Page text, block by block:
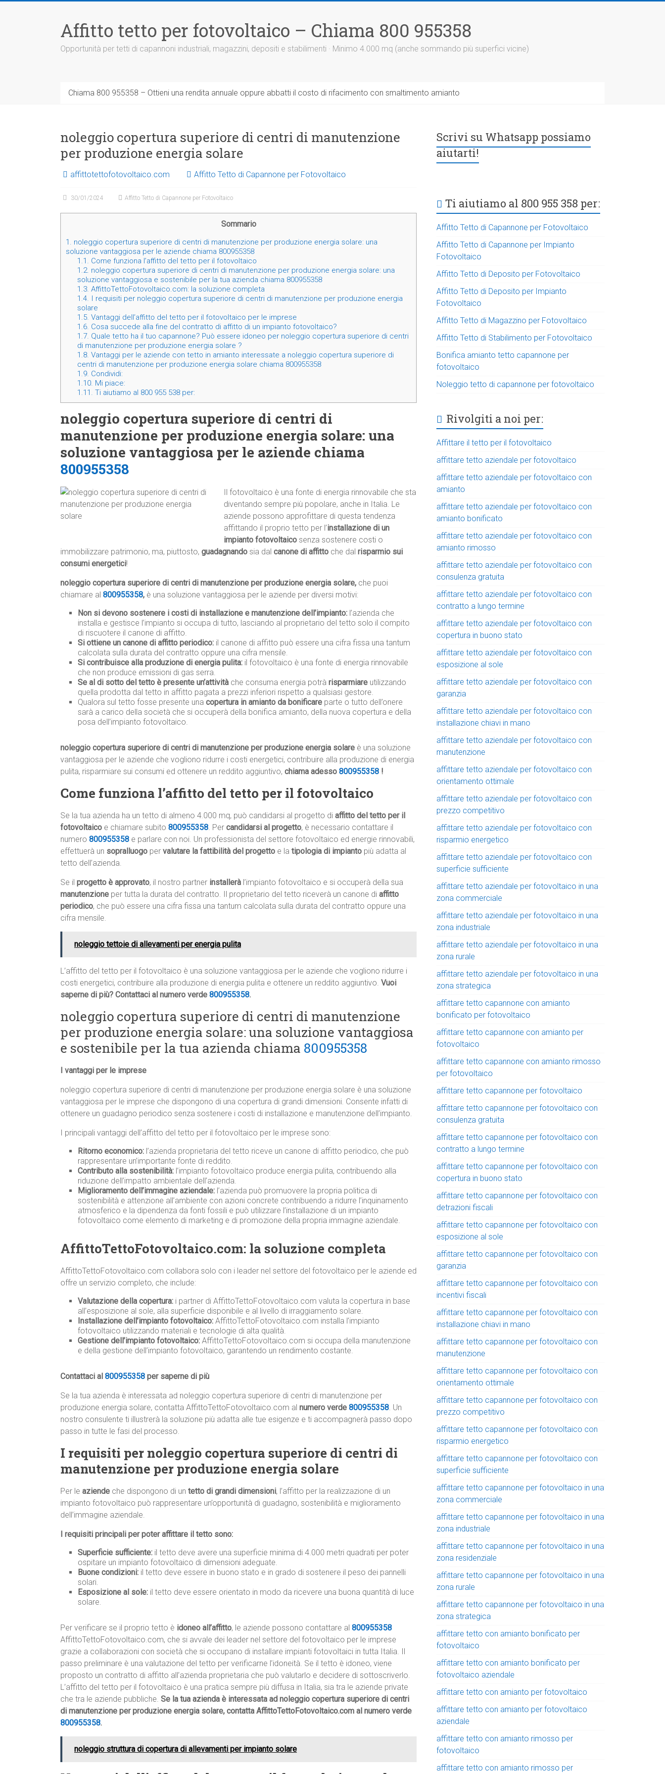
Affitto tetto per fotovoltaico – Chiama 800 955358
Opportunità per tetti di capannoni industriali, magazzini, depositi e stabilimenti · Minimo 4.000 mq (anche sommando più superfici vicine)
Chiama 800 955358 – Ottieni una rendita annuale oppure abbatti il costo di rifacimento con smaltimento amianto
noleggio copertura superiore di centri di manutenzione
per produzione energia solare
affittotettofotovoltaico.com Affitto Tetto di Capannone per Fotovoltaico
30/01/2024 Affitto Tetto di Capannone per Fotovoltaico
Sommario
1. noleggio copertura superiore di centri di manutenzione per produzione energia solare: una
soluzione vantaggiosa per le aziende chiama 800955358
1.1. Come funziona l’affitto del tetto per il fotovoltaico
1.2. noleggio copertura superiore di centri di manutenzione per produzione energia solare: una
soluzione vantaggiosa e sostenibile per la tua azienda chiama 800955358
1.3. AffittoTettoFotovoltaico.com: la soluzione completa
1.4. I requisiti per noleggio copertura superiore di centri di manutenzione per produzione energia
solare
1.5. Vantaggi dell’affitto del tetto per il fotovoltaico per le imprese
1.6. Cosa succede alla fine del contratto di affitto di un impianto fotovoltaico?
1.7. Quale tetto ha il tuo capannone? Può essere idoneo per noleggio copertura superiore di centri
di manutenzione per produzione energia solare ?
1.8. Vantaggi per le aziende con tetto in amianto interessate a noleggio copertura superiore di
centri di manutenzione per produzione energia solare chiama 800955358
1.9. Condividi:
1.10. Mi piace:
1.11. Ti aiutiamo al 800 955 538 per:
noleggio copertura superiore di centri di
manutenzione per produzione energia solare: una
soluzione vantaggiosa per le aziende chiama
800955358
Il fotovoltaico è una fonte di energia rinnovabile che sta
diventando sempre più popolare, anche in Italia. Le
aziende possono approfittare di questa tendenza
affittando il proprio tetto per l’installazione di un
impianto fotovoltaico senza sostenere costi o
immobilizzare patrimonio, ma, piuttosto, guadagnando sia dal canone di affitto che dal risparmio sui
consumi energetici!
noleggio copertura superiore di centri di manutenzione per produzione energia solare, che puoi
chiamare al 800955358, è una soluzione vantaggiosa per le aziende per diversi motivi:
Non si devono sostenere i costi di installazione e manutenzione dell’impianto: l’azienda che
installa e gestisce l’impianto si occupa di tutto, lasciando al proprietario del tetto solo il compito
di riscuotere il canone di affitto.
Si ottiene un canone di affitto periodico: il canone di affitto può essere una cifra fissa una tantum
calcolata sulla durata del contratto oppure una cifra mensile.
Si contribuisce alla produzione di energia pulita: il fotovoltaico è una fonte di energia rinnovabile
che non produce emissioni di gas serra.
Se al di sotto del tetto è presente un’attività che consuma energia potrà risparmiare utilizzando
quella prodotta dal tetto in affitto pagata a prezzi inferiori rispetto a qualsiasi gestore.
Qualora sul tetto fosse presente una copertura in amianto da bonificare parte o tutto dell’onere
sarà a carico della società che si occuperà della bonifica amianto, della nuova copertura e della
posa dell’impianto fotovoltaico.
noleggio copertura superiore di centri di manutenzione per produzione energia solare è una soluzione
vantaggiosa per le aziende che vogliono ridurre i costi energetici, contribuire alla produzione di energia
pulita, risparmiare sui consumi ed ottenere un reddito aggiuntivo, chiama adesso 800955358 !
Come funziona l’affitto del tetto per il fotovoltaico
Se la tua azienda ha un tetto di almeno 4.000 mq, può candidarsi al progetto di affitto del tetto per il
fotovoltaico e chiamare subito 800955358. Per candidarsi al progetto, è necessario contattare il
numero 800955358 e parlare con noi. Un professionista del settore fotovoltaico ed energie rinnovabili,
effettuerà un sopralluogo per valutare la fattibilità del progetto e la tipologia di impianto più adatta al
tetto dell’azienda.
Se il progetto è approvato, il nostro partner installerà l’impianto fotovoltaico e si occuperà della sua
manutenzione per tutta la durata del contratto. Il proprietario del tetto riceverà un canone di affitto
periodico, che può essere una cifra fissa una tantum calcolata sulla durata del contratto oppure una
cifra mensile.
noleggio tettoie di allevamenti per energia pulita
L’affitto del tetto per il fotovoltaico è una soluzione vantaggiosa per le aziende che vogliono ridurre i
costi energetici, contribuire alla produzione di energia pulita e ottenere un reddito aggiuntivo. Vuoi
saperne di più? Contattaci al numero verde 800955358.
noleggio copertura superiore di centri di manutenzione
per produzione energia solare: una soluzione vantaggiosa
e sostenibile per la tua azienda chiama 800955358
I vantaggi per le imprese
noleggio copertura superiore di centri di manutenzione per produzione energia solare è una soluzione
vantaggiosa per le imprese che dispongono di una copertura di grandi dimensioni. Consente infatti di
ottenere un guadagno periodico senza sostenere i costi di installazione e manutenzione dell’impianto.
I principali vantaggi dell’affitto del tetto per il fotovoltaico per le imprese sono:
Ritorno economico: l’azienda proprietaria del tetto riceve un canone di affitto periodico, che può
rappresentare un’importante fonte di reddito.
Contributo alla sostenibilità: l’impianto fotovoltaico produce energia pulita, contribuendo alla
riduzione dell’impatto ambientale dell’azienda.
Miglioramento dell’immagine aziendale: l’azienda può promuovere la propria politica di
sostenibilità e attenzione all’ambiente con azioni concrete contribuendo a ridurre l’inquinamento
atmosferico e la dipendenza da fonti fossili e può utilizzare l’installazione di un impianto
fotovoltaico come elemento di marketing e di promozione della propria immagine aziendale.
AffittoTettoFotovoltaico.com: la soluzione completa
AffittoTettoFotovoltaico.com collabora solo con i leader nel settore del fotovoltaico per le aziende ed
offre un servizio completo, che include:
Valutazione della copertura: i partner di AffittoTettoFotovoltaico.com valuta la copertura in base
all’esposizione al sole, alla superficie disponibile e al livello di irraggiamento solare.
Installazione dell’impianto fotovoltaico: AffittoTettoFotovoltaico.com installa l’impianto
fotovoltaico utilizzando materiali e tecnologie di alta qualità.
Gestione dell’impianto fotovoltaico: AffittoTettoFotovoltaico.com si occupa della manutenzione
e della gestione dell’impianto fotovoltaico, garantendo un rendimento costante.
Contattaci al 800955358 per saperne di più
Se la tua azienda è interessata ad noleggio copertura superiore di centri di manutenzione per
produzione energia solare, contatta AffittoTettoFotovoltaico.com al numero verde 800955358. Un
nostro consulente ti illustrerà la soluzione più adatta alle tue esigenze e ti accompagnerà passo dopo
passo in tutte le fasi del processo.
I requisiti per noleggio copertura superiore di centri di
manutenzione per produzione energia solare
Per le aziende che dispongono di un tetto di grandi dimensioni, l’affitto per la realizzazione di un
impianto fotovoltaico può rappresentare un’opportunità di guadagno, sostenibilità e miglioramento
dell’immagine aziendale.
I requisiti principali per poter affittare il tetto sono:
Superficie sufficiente: il tetto deve avere una superficie minima di 4.000 metri quadrati per poter
ospitare un impianto fotovoltaico di dimensioni adeguate.
Buone condizioni: il tetto deve essere in buono stato e in grado di sostenere il peso dei pannelli
solari.
Esposizione al sole: il tetto deve essere orientato in modo da ricevere una buona quantità di luce
solare.
Per verificare se il proprio tetto è idoneo all’affitto, le aziende possono contattare al 800955358
AffittoTettoFotovoltaico.com, che si avvale dei leader nel settore del fotovoltaico per le imprese
grazie a collaborazioni con società che si occupano di installare impianti fotovoltaici in tutta Italia. Il
passo preliminare è una valutazione del tetto per verificarne l’idoneità. Se il tetto è idoneo, viene
proposto un contratto di affitto all’azienda proprietaria che può valutarlo e decidere di sottoscriverlo.
L’affitto del tetto per il fotovoltaico è una pratica sempre più diffusa in Italia, sia tra le aziende private
che tra le aziende pubbliche. Se la tua azienda è interessata ad noleggio copertura superiore di centri
di manutenzione per produzione energia solare, contatta AffittoTettoFotovoltaico.com al numero verde
800955358.
noleggio struttura di copertura di allevamenti per impianto solare
Scrivi su Whatsapp possiamo
aiutarti!
Ti aiutiamo al 800 955 358 per:
Affitto Tetto di Capannone per Fotovoltaico
Affitto Tetto di Capannone per Impianto
Fotovoltaico
Affitto Tetto di Deposito per Fotovoltaico
Affitto Tetto di Deposito per Impianto
Fotovoltaico
Affitto Tetto di Magazzino per Fotovoltaico
Affitto Tetto di Stabilimento per Fotovoltaico
Bonifica amianto tetto capannone per
fotovoltaico
Noleggio tetto di capannone per fotovoltaico
Rivolgiti a noi per:
Affittare il tetto per il fotovoltaico
affittare tetto aziendale per fotovoltaico
affittare tetto aziendale per fotovoltaico con
amianto
affittare tetto aziendale per fotovoltaico con
amianto bonificato
affittare tetto aziendale per fotovoltaico con
amianto rimosso
affittare tetto aziendale per fotovoltaico con
consulenza gratuita
affittare tetto aziendale per fotovoltaico con
contratto a lungo termine
affittare tetto aziendale per fotovoltaico con
copertura in buono stato
affittare tetto aziendale per fotovoltaico con
esposizione al sole
affittare tetto aziendale per fotovoltaico con
garanzia
affittare tetto aziendale per fotovoltaico con
installazione chiavi in mano
affittare tetto aziendale per fotovoltaico con
manutenzione
affittare tetto aziendale per fotovoltaico con
orientamento ottimale
affittare tetto aziendale per fotovoltaico con
prezzo competitivo
affittare tetto aziendale per fotovoltaico con
risparmio energetico
affittare tetto aziendale per fotovoltaico con
superficie sufficiente
affittare tetto aziendale per fotovoltaico in una
zona commerciale
affittare tetto aziendale per fotovoltaico in una
zona industriale
affittare tetto aziendale per fotovoltaico in una
zona rurale
affittare tetto aziendale per fotovoltaico in una
zona strategica
affittare tetto capannone con amianto
bonificato per fotovoltaico
affittare tetto capannone con amianto per
fotovoltaico
affittare tetto capannone con amianto rimosso
per fotovoltaico
affittare tetto capannone per fotovoltaico
affittare tetto capannone per fotovoltaico con
consulenza gratuita
affittare tetto capannone per fotovoltaico con
contratto a lungo termine
affittare tetto capannone per fotovoltaico con
copertura in buono stato
affittare tetto capannone per fotovoltaico con
detrazioni fiscali
affittare tetto capannone per fotovoltaico con
esposizione al sole
affittare tetto capannone per fotovoltaico con
garanzia
affittare tetto capannone per fotovoltaico con
incentivi fiscali
affittare tetto capannone per fotovoltaico con
installazione chiavi in mano
affittare tetto capannone per fotovoltaico con
manutenzione
affittare tetto capannone per fotovoltaico con
orientamento ottimale
affittare tetto capannone per fotovoltaico con
prezzo competitivo
affittare tetto capannone per fotovoltaico con
risparmio energetico
affittare tetto capannone per fotovoltaico con
superficie sufficiente
affittare tetto capannone per fotovoltaico in una
zona commerciale
affittare tetto capannone per fotovoltaico in una
zona industriale
affittare tetto capannone per fotovoltaico in una
zona residenziale
affittare tetto capannone per fotovoltaico in una
zona rurale
affittare tetto capannone per fotovoltaico in una
zona strategica
affittare tetto con amianto bonificato per
fotovoltaico
affittare tetto con amianto bonificato per
fotovoltaico aziendale
affittare tetto con amianto per fotovoltaico
affittare tetto con amianto per fotovoltaico
aziendale
affittare tetto con amianto rimosso per
fotovoltaico
affittare tetto con amianto rimosso per